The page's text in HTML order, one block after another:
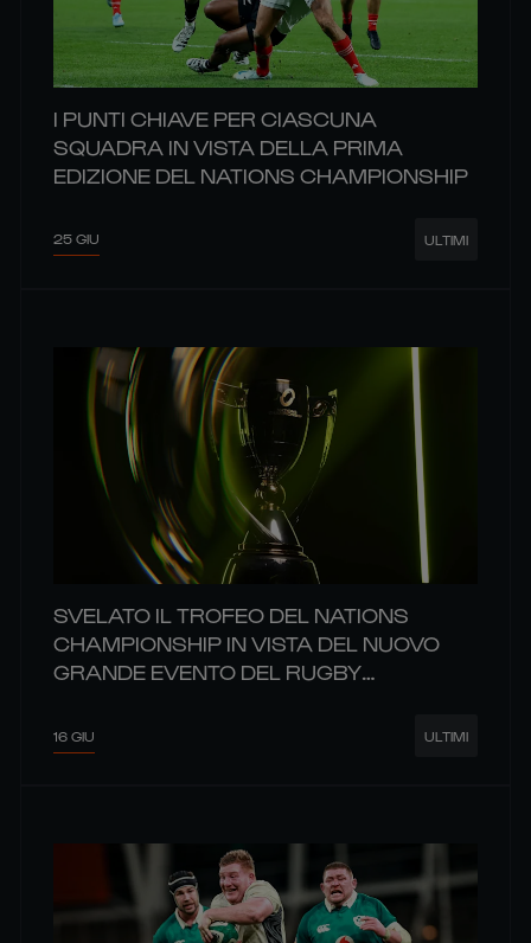
I PUNTI CHIAVE PER CIASCUNA
SQUADRA IN VISTA DELLA PRIMA
EDIZIONE DEL NATIONS CHAMPIONSHIP
25 GIU ULTIMI
SVELATO IL TROFEO DEL NATIONS
CHAMPIONSHIP IN VISTA DEL NUOVO
GRANDE EVENTO DEL RUGBY
16 GIU ULTIMI